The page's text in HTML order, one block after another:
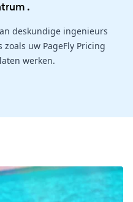
.
deskundige ingenieurs
uw PageFly Pricing
werken.